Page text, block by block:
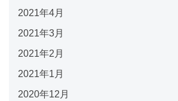
2021年4月
2021年3月
2021年2月
2021年1月
2020年12月